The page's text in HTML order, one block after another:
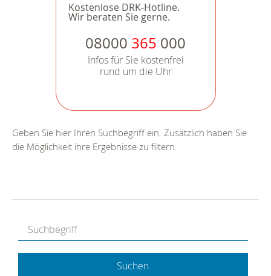
Kostenlose DRK-Hotline.
Wir beraten Sie gerne.
08000 365 000
Infos für Sie kostenfrei
rund um die Uhr
Geben Sie hier Ihren Suchbegriff ein. Zusätzlich haben Sie
die Möglichkeit ihre Ergebnisse zu filtern.
Suchen